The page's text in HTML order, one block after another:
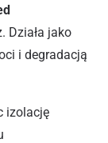
Działa jako
i degradacją
izolację